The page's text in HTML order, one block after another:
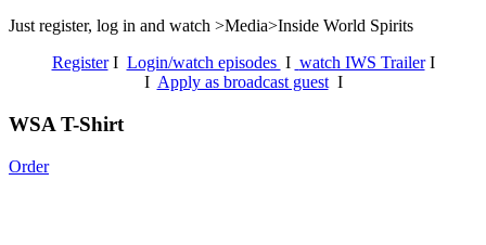
Just register, log in and watch >Media>Inside World Spirits
RegisterI Login/watch episodes I watch IWS TrailerI
I Apply as broadcast guestI
WSA T-Shirt
Order